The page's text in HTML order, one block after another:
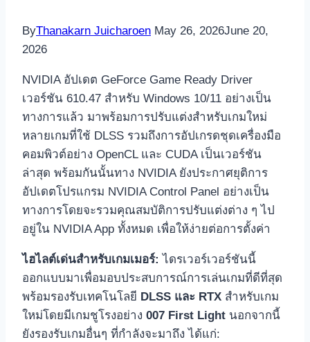
ByThanakarn Juicharoen May 26, 2026June 20,
2026
NVIDIA อัปเดต GeForce Game Ready Driver
เวอร์ชัน 610.47 สำหรับ Windows 10/11 อย่างเป็น
ทางการแล้ว มาพร้อมการปรับแต่งสำหรับเกมใหม่
หลายเกมที่ใช้ DLSS รวมถึงการอัปเกรดชุดเครื่องมือ
คอมพิวต์อย่าง OpenCL และ CUDA เป็นเวอร์ชัน
ล่าสุด พร้อมกันนั้นทาง NVIDIA ยังประกาศยุติการ
อัปเดตโปรแกรม NVIDIA Control Panel อย่างเป็น
ทางการโดยจะรวมคุณสมบัติการปรับแต่งต่าง ๆ ไป
อยู่ใน NVIDIA App ทั้งหมด เพื่อให้ง่ายต่อการตั้งค่า
ไฮไลต์เด่นสำหรับเกมเมอร์:ไดรเวอร์เวอร์ชันนี้
ออกแบบมาเพื่อมอบประสบการณ์การเล่นเกมที่ดีที่สุด
พร้อมรองรับเทคโนโลยี DLSS และ RTX สำหรับเกม
ใหม่โดยมีเกมชูโรงอย่าง 007 First Light นอกจากนี้
ยังรองรับเกมอื่นๆ ที่กำลังจะมาถึง ได้แก่: